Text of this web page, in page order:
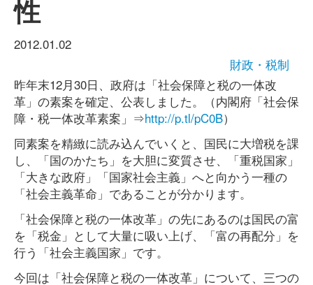
性
2012.01.02
財政・税制
昨年末12月30日、政府は「社会保障と税の一体改
革」の素案を確定、公表しました。（内閣府「社会保
障・税一体改革素案」⇒http://p.tl/pC0B）
同素案を精緻に読み込んでいくと、国民に大増税を課
し、「国のかたち」を大胆に変質させ、「重税国家」
「大きな政府」「国家社会主義」へと向かう一種の
「社会主義革命」であることが分かります。
「社会保障と税の一体改革」の先にあるのは国民の富
を「税金」として大量に吸い上げ、「富の再配分」を
行う「社会主義国家」です。
今回は「社会保障と税の一体改革」について、三つの